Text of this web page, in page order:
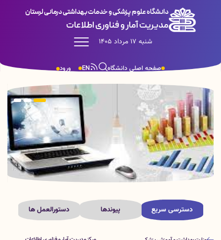
دانشگاه علوم پزشکی و خدمات بهداشتی درمانی لرستان
مدیریت آمار و فناوری اطلاعات
شنبه 17 مرداد 1405
ورود EN صفحه اصلی دانشگاه
دسترسی سریع پیوندها دستورالعمل ها